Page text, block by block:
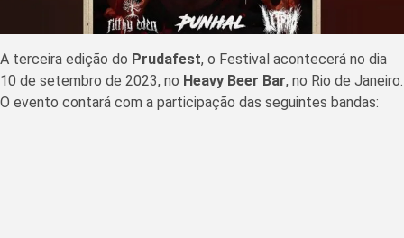
A terceira edição do Prudafest, o Festival acontecerá no dia
10 de setembro de 2023, no Heavy Beer Bar, no Rio de Janeiro.
O evento contará com a participação das seguintes bandas: